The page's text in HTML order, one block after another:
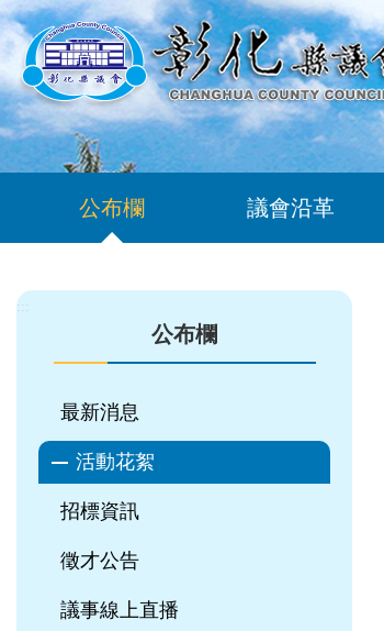
跳到主要內容區塊
公布欄 議會沿革
:::
公布欄
最新消息
活動花絮
招標資訊
徵才公告
議事線上直播